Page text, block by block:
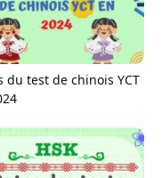
du test de chinois YCT